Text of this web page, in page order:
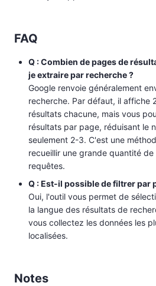
FAQ
Q : Combien de pages de
je extraire par recherche ?
Google renvoie généralement
recherche. Par défaut, il affiche
résultats chacune, mais vous
résultats par page, réduisant le
seulement 2-3. C'est une
recueillir une grande quantité
requêtes.
Q : Est-il possible de filtrer par
Oui, l'outil vous permet de
la langue des résultats de
vous collectez les données les
localisées.
Notes